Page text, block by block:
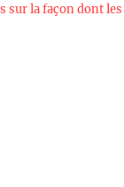
sur la façon dont